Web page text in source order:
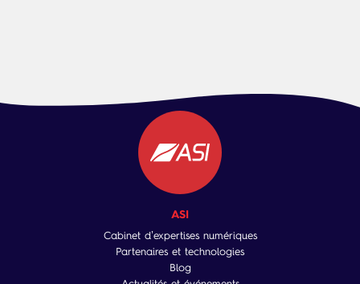
ASI
Cabinet d’expertises numériques
Partenaires et technologies
Blog